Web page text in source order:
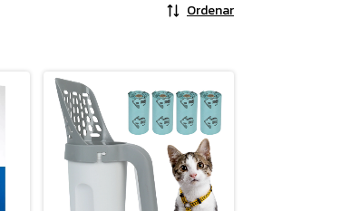
Ordenar